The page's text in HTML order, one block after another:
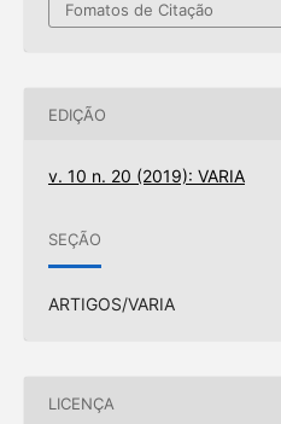
Fomatos de Citação
EDIÇÃO
v. 10 n. 20 (2019): VARIA
SEÇÃO
ARTIGOS/VARIA
LICENÇA